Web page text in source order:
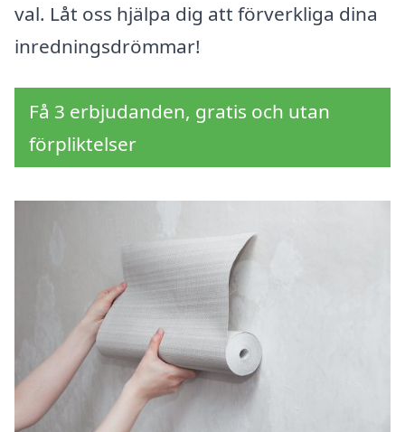
val. Låt oss hjälpa dig att förverkliga dina
inredningsdrömmar!
Få 3 erbjudanden, gratis och utan
förpliktelser